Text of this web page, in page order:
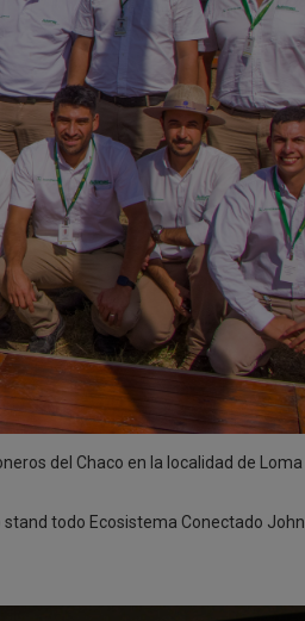
del Chaco en la localidad de Loma
todo Ecosistema Conectado John